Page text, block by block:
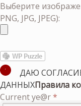
Выберите
PNG, JPG, JPEG):
ДАЮ
ДАННЫХПравила
Current ye@r*